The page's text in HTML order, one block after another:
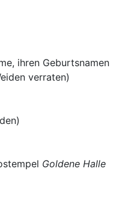
ihren Geburtsnamen
verraten)
Goldene Halle